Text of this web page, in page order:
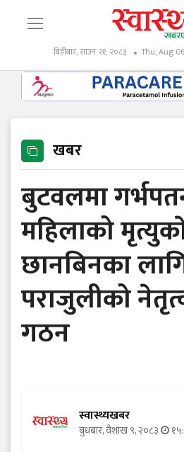
बिहीबार, साउन २१, २०८३ Thu, Aug
खबर
बुटवलमा
महिलाको
छानबिनका
पराजुलीको
गठन
स्वास्थ्यखबर
बुधबार, वैशाख ९, २०८३